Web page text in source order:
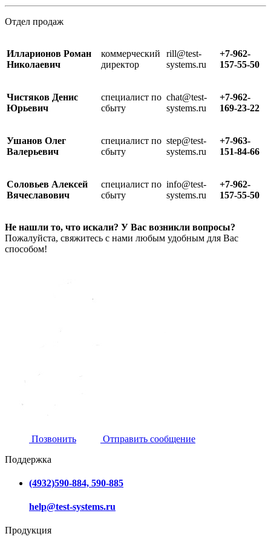
Отдел продаж
Илларионов Роман
Николаевич
коммерческий
директор
rill@test-
systems.ru
+7-962-
157-55-50
Чистяков Денис
Юрьевич
специалист по
сбыту
chat@test-
systems.ru
+7-962-
169-23-22
Ушанов Олег
Валерьевич
специалист по
сбыту
step@test-
systems.ru
+7-963-
151-84-66
Соловьев Алексей
Вячеславович
специалист по
сбыту
info@test-
systems.ru
+7-962-
157-55-50
Не нашли то, что искали? У Вас возникли вопросы?
Пожалуйста, свяжитесь с нами любым удобным для Вас
способом!
Позвонить
Отправить сообщение
Поддержка
(4932)590-884, 590-885
help@test-systems.ru
Продукция